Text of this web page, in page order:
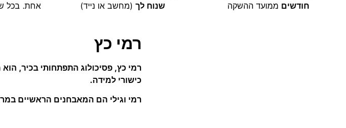
חודשים ממועד ההשקה
שנוח לך (מחשב או נייד)
אחת. בכל
רמי כץ
כישורי למידה.
רמי וגילי הם המאבחנים הראשיים